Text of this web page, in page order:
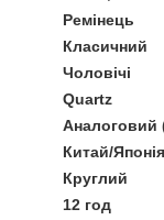
Ремінець
Класичний
Чоловічі
Quartz
Аналоговий
Китай/Японія
Круглий
12 год